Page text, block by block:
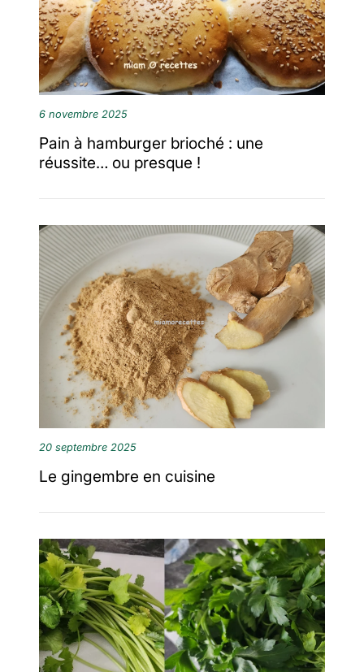
6 novembre 2025
Pain à hamburger brioché : une
réussite… ou presque !
20 septembre 2025
Le gingembre en cuisine